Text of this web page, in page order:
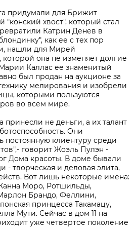
придумали для Брижит
"конский хвост", который стал
Катрин Денев в
как ее с тех пор
нашли для Мирей
она не изменяет долгие
Каллас ее знаменитый
был продан на аукционе за
мелирования и изобрели
которыми пользуются
во всем мире.
принесли не деньги, а их талант
Они
постоянную клиентуру среди
говорит Жоэль Пулэн -
Дома красоты. В доме бывали
- творческая и деловая элита,
Вот лишь некоторые имена:
Моро, Ротшильды,
Брандо, Феллини,
принцесса Такамацу,
Мути. Сейчас в дом 11 на
уже четвертое поколение